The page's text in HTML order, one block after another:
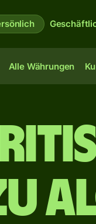
Alle Währungen